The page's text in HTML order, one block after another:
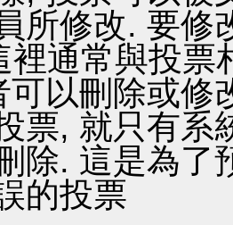
所修改. 要修
裡通常與投票
可以刪除或修
票, 就只有系
除. 這是為了
的投票